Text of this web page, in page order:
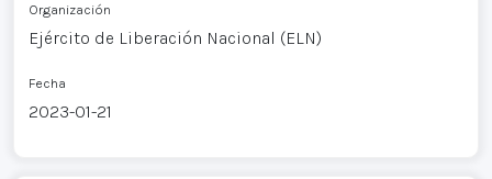
Organización
Ejército de Liberación Nacional (ELN)
Fecha
2023-01-21